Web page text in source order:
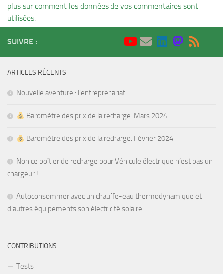
plus sur comment les données de vos commentaires sont
utilisées.
SUIVRE :
ARTICLES RÉCENTS
Nouvelle aventure : l’entreprenariat
Baromètre des prix de la recharge. Mars 2024
Baromètre des prix de la recharge. Février 2024
Non ce boîtier de recharge pour Véhicule électrique n’est pas un
chargeur !
Autoconsommer avec un chauffe-eau thermodynamique et
d’autres équipements son électricité solaire
CONTRIBUTIONS
Tests